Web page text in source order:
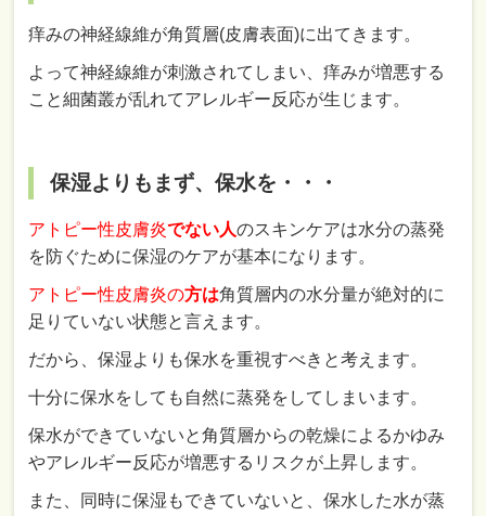
痒みの神経線維が角質層(皮膚表面)に出てきます。
よって神経線維が刺激されてしまい、痒みが増悪する
こと細菌叢が乱れてアレルギー反応が生じます。
保湿よりもまず、保水を・・・
アトピー性皮膚炎でない人のスキンケアは水分の蒸発
を防ぐために保湿のケアが基本になります。
アトピー性皮膚炎の方は角質層内の水分量が絶対的に
足りていない状態と言えます。
だから、保湿よりも保水を重視すべきと考えます。
十分に保水をしても自然に蒸発をしてしまいます。
保水ができていないと角質層からの乾燥によるかゆみ
やアレルギー反応が増悪するリスクが上昇します。
また、同時に保湿もできていないと、保水した水が蒸